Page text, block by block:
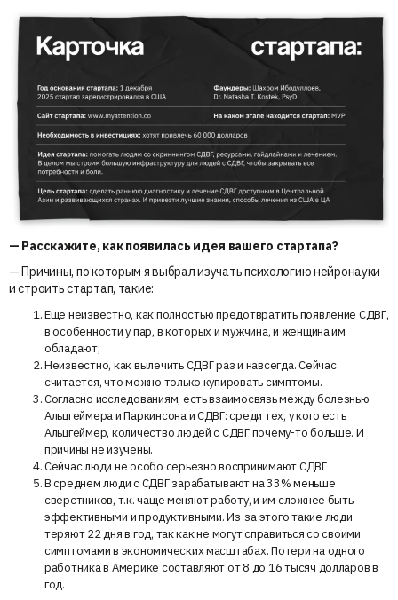
— Расскажите, как появилась идея вашего стартапа?
— Причины, по которым я выбрал изучать психологию нейронауки
и строить стартап, такие:
Еще неизвестно, как полностью предотвратить появление СДВГ,
в особенности у пар, в которых и мужчина, и женщина им
обладают;
Неизвестно, как вылечить СДВГ раз и навсегда. Сейчас
считается, что можно только купировать симптомы.
Согласно исследованиям, есть взаимосвязь между болезнью
Альцгеймера и Паркинсона и СДВГ: среди тех, у кого есть
Альцгеймер, количество людей с СДВГ почему-то больше. И
причины не изучены.
Сейчас люди не особо серьезно воспринимают СДВГ
В среднем люди с СДВГ зарабатывают на 33% меньше
сверстников, т.к. чаще меняют работу, и им сложнее быть
эффективными и продуктивными. Из-за этого такие люди
теряют 22 дня в год, так как не могут справиться со своими
симптомами в экономических масштабах. Потери на одного
работника в Америке составляют от 8 до 16 тысяч долларов в
год.